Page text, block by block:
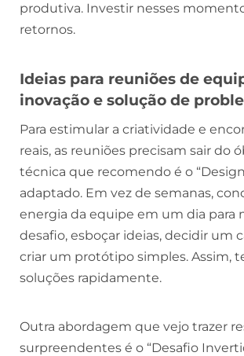
produtiva. Investir nesses
retornos.
Ideias para reuniões de
inovação e solução de
Para estimular a criatividade e
reais, as reuniões precisam sair do
técnica que recomendo é o
adaptado. Em vez de semanas,
energia da equipe em um dia para
desafio, esboçar ideias, decidir um
criar um protótipo simples. Assim,
soluções rapidamente.
Outra abordagem que vejo trazer
surpreendentes é o “Desafio